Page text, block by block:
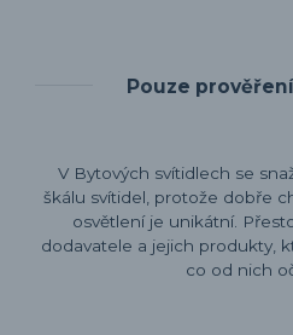
Pouze
V Bytových svítidlech se
škálu svítidel, protože dobře
osvětlení je unikátní.
dodavatele a jejich produkty,
co od nich